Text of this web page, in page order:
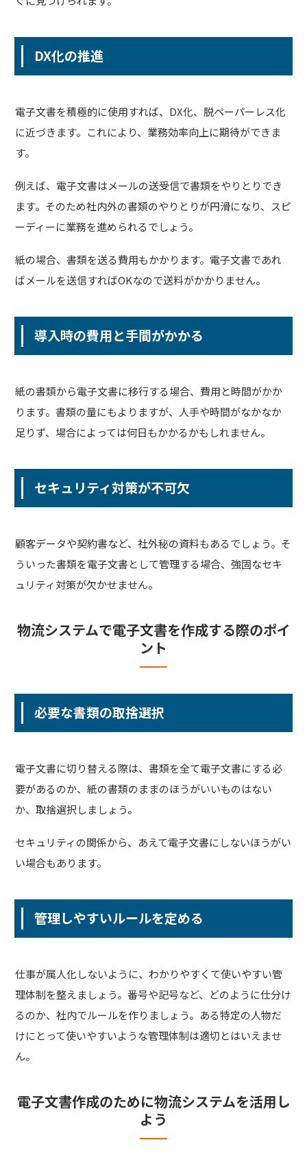
DX化の推進
電子文書を積極的に使用すれば、DX化、脱ペーパーレス化
に近づきます。これにより、業務効率向上に期待ができま
す。
例えば、電子文書はメールの送受信で書類をやりとりでき
ます。そのため社内外の書類のやりとりが円滑になり、スピ
ーディーに業務を進められるでしょう。
紙の場合、書類を送る費用もかかります。電子文書であれ
ばメールを送信すればOKなので送料がかかりません。
導入時の費用と手間がかかる
紙の書類から電子文書に移行する場合、費用と時間がかか
ります。書類の量にもよりますが、人手や時間がなかなか
足りず、場合によっては何日もかかるかもしれません。
セキュリティ対策が不可欠
顧客データや契約書など、社外秘の資料もあるでしょう。そ
ういった書類を電子文書として管理する場合、強固なセキ
ュリティ対策が欠かせません。
物流システムで電子文書を作成する際のポイ
ント
必要な書類の取捨選択
電子文書に切り替える際は、書類を全て電子文書にする必
要があるのか、紙の書類のままのほうがいいものはない
か、取捨選択しましょう。
セキュリティの関係から、あえて電子文書にしないほうがい
い場合もあります。
管理しやすいルールを定める
仕事が属人化しないように、わかりやすくて使いやすい管
理体制を整えましょう。番号や記号など、どのように仕分け
るのか、社内でルールを作りましょう。ある特定の人物だ
けにとって使いやすいような管理体制は適切とはいえませ
ん。
電子文書作成のために物流システムを活用し
よう